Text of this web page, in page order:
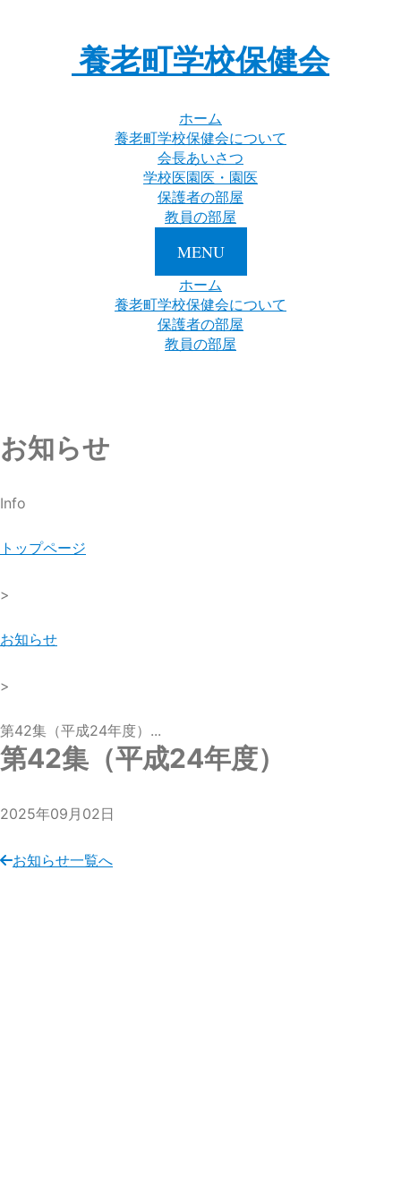
養老町学校保健会
ホーム
養老町学校保健会について
会長あいさつ
学校医園医・園医
保護者の部屋
教員の部屋
MENU
ホーム
養老町学校保健会について
保護者の部屋
教員の部屋
お知らせ
Info
トップページ
>
お知らせ
>
第42集（平成24年度）...
第42集（平成24年度）
2025年09月02日
お知らせ一覧へ